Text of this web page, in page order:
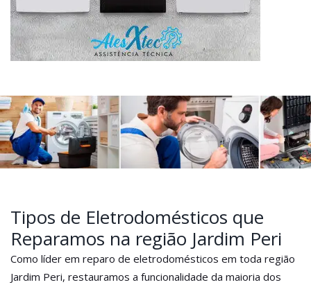
Tipos de Eletrodomésticos que
Reparamos na região Jardim Peri
Como líder em reparo de eletrodomésticos em toda região
Jardim Peri, restauramos a funcionalidade da maioria dos